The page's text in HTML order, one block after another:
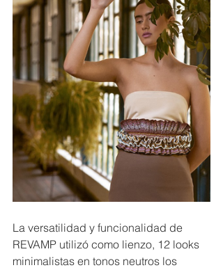
La versatilidad y funcionalidad de
REVAMP utilizó como lienzo, 12 looks
minimalistas en tonos neutros los